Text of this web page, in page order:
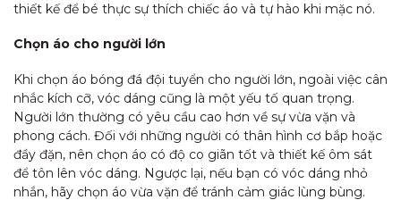
thiết kế để bé thực sự thích chiếc áo và tự hào khi mặc nó.
Chọn áo cho người lớn
Khi chọn áo bóng đá đội tuyển cho người lớn, ngoài việc cân
nhắc kích cỡ, vóc dáng cũng là một yếu tố quan trọng.
Người lớn thường có yêu cầu cao hơn về sự vừa vặn và
phong cách. Đối với những người có thân hình cơ bắp hoặc
đầy đặn, nên chọn áo có độ co giãn tốt và thiết kế ôm sát
để tôn lên vóc dáng. Ngược lại, nếu bạn có vóc dáng nhỏ
nhắn, hãy chọn áo vừa vặn để tránh cảm giác lùng bùng.